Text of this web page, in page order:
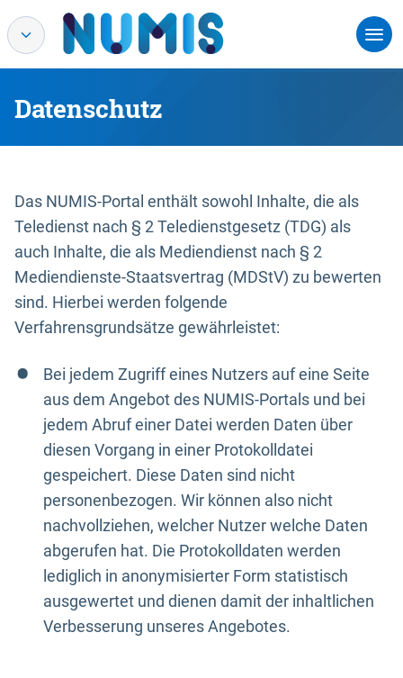
Datenschutz
Das NUMIS-Portal enthält sowohl Inhalte, die als
Teledienst nach § 2 Teledienstgesetz (TDG) als
auch Inhalte, die als Mediendienst nach § 2
Mediendienste-Staatsvertrag (MDStV) zu bewerten
sind. Hierbei werden folgende
Verfahrensgrundsätze gewährleistet:
Bei jedem Zugriff eines Nutzers auf eine Seite
aus dem Angebot des NUMIS-Portals und bei
jedem Abruf einer Datei werden Daten über
diesen Vorgang in einer Protokolldatei
gespeichert. Diese Daten sind nicht
personenbezogen. Wir können also nicht
nachvollziehen, welcher Nutzer welche Daten
abgerufen hat. Die Protokolldaten werden
lediglich in anonymisierter Form statistisch
ausgewertet und dienen damit der inhaltlichen
Verbesserung unseres Angebotes.